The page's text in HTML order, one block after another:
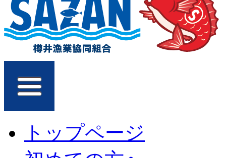
トップページ